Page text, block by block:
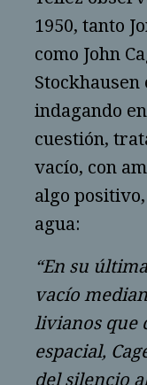
1950, tanto
como John
indagando
cuestión,
vacío, con
algo
agua:
“En su
vacío
livianos que
espacial,
del silencio